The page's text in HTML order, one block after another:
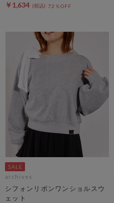
￥1,634 72％OFF
archives
シフォンリボンワンショルスウ
ェット